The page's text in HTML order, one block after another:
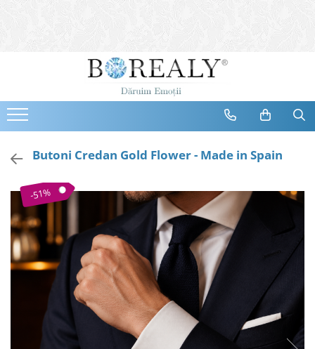
Bijuterii
Cercei
Bratari
Coliere
Brose
Tiare
Destinatari
Bijuterii Femei
Bijuterii Copii
Bijuterii Mirese
Reduceri
Cele mai noi
Butoni Credan Gold Flower - Made in Spain
-51%